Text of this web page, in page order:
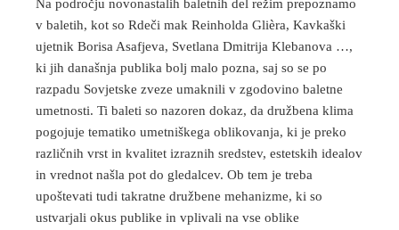
Na področju novonastalih baletnih del režim prepoznamo
v baletih, kot so Rdeči mak Reinholda Glièra, Kavkaški
ujetnik Borisa Asafjeva, Svetlana Dmitrija Klebanova …,
ki jih današnja publika bolj malo pozna, saj so se po
razpadu Sovjetske zveze umaknili v zgodovino baletne
umetnosti. Ti baleti so nazoren dokaz, da družbena klima
pogojuje tematiko umetniškega oblikovanja, ki je preko
različnih vrst in kvalitet izraznih sredstev, estetskih idealov
in vrednot našla pot do gledalcev. Ob tem je treba
upoštevati tudi takratne družbene mehanizme, ki so
ustvarjali okus publike in vplivali na vse oblike